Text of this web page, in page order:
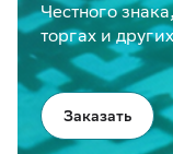
Честного
торгах и
Заказать